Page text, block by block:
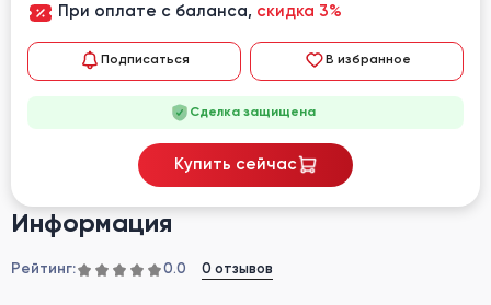
Информация
Рейтинг: 0.0 0 отзывов
При оплате с баланса, скидка 3%
Подписаться В избранное
Сделка защищена
Купить сейчас